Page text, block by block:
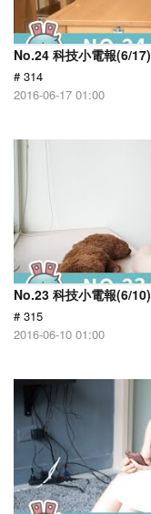
No.24 科技小電報(6/17)
# 314
2016-06-17 01:00
No.23 科技小電報(6/10)
# 315
2016-06-10 01:00